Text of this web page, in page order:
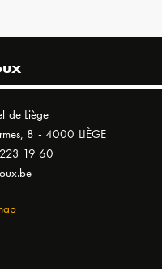
de Liège
8 - 4000 LIÈGE
19 60